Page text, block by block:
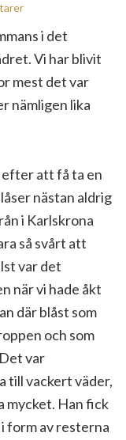
i det
Vi har blivit
mest det var
nämligen lika
efter att få ta en
nästan aldrig
i Karlskrona
så svårt att
var det
när vi hade åkt
där blåst som
och som
var
till vackert väder,
mycket. Han fick
form av resterna